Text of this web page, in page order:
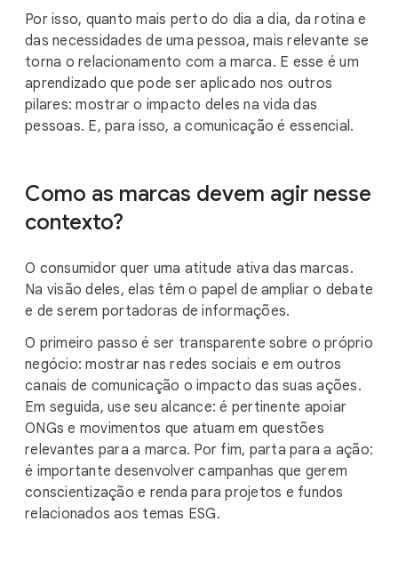
Por isso, quanto mais perto do dia a dia, da rotina e
das necessidades de uma pessoa, mais relevante se
torna o relacionamento com a marca. E esse é um
aprendizado que pode ser aplicado nos outros
pilares: mostrar o impacto deles na vida das
pessoas. E, para isso, a comunicação é essencial.
Como as marcas devem agir nesse
contexto?
O consumidor quer uma atitude ativa das marcas.
Na visão deles, elas têm o papel de ampliar o debate
e de serem portadoras de informações.
O primeiro passo é ser transparente sobre o próprio
negócio: mostrar nas redes sociais e em outros
canais de comunicação o impacto das suas ações.
Em seguida, use seu alcance: é pertinente apoiar
ONGs e movimentos que atuam em questões
relevantes para a marca. Por fim, parta para a ação:
é importante desenvolver campanhas que gerem
conscientização e renda para projetos e fundos
relacionados aos temas ESG.